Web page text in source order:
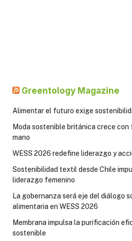
Greentology Magazine
Alimentar el futuro exige
Moda sostenible británica crece con
mano
WESS 2026 redefine liderazgo y
Sostenibilidad textil desde Chile
liderazgo femenino
La gobernanza será eje del diálogo
alimentaria en WESS 2026
Membrana impulsa la purificación
sostenible